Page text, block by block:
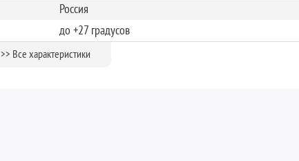
Россия
до +27 градусов
UNICLIC
>> Все характеристики